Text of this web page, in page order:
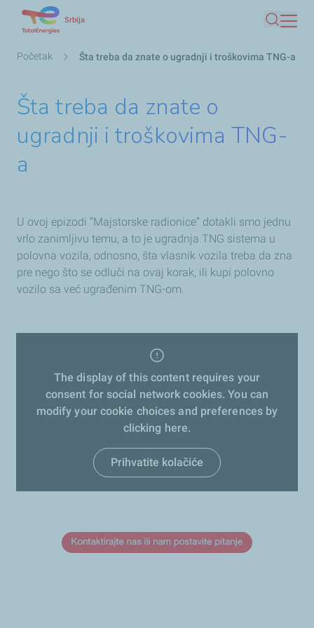
main
Srbija
Pretraga
Мрвице
Početak Šta treba da znate o ugradnji i troškovima TNG-a
Šta treba da znate o
ugradnji i troškovima TNG-
a
U ovoj epizodi “Majstorske radionice” dotakli smo jednu
vrlo zanimljivu temu, a to je ugradnja TNG sistema u
polovna vozila, odnosno, šta vlasnik vozila treba da zna
pre nego što se odluči na ovaj korak, ili kupi polovno
vozilo sa već ugrađenim TNG-om.
The display of this content requires your
consent for social network cookies. You can
modify your cookie choices and preferences by
clicking here.
Prihvatite kolačiće